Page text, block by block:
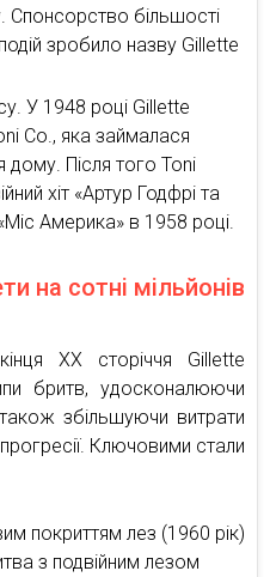
більшості
зробило назву Gillette
У 1948 році Gillette
Co., яка займалася
Після того Toni
хіт «Артур Годфрі та
Америка» в 1958 році.
на сотні мільйонів
ХХ сторіччя Gillette
бритв, удосконалюючи
також збільшуючи витрати
Ключовими стали
покриттям лез (1960 рік)
з подвійним лезом